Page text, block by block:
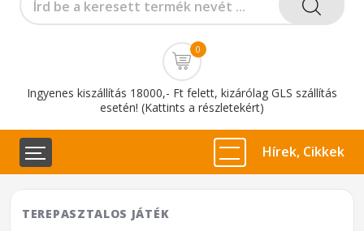
0
Ingyenes kiszállítás 18000,- Ft felett, kizárólag GLS szállítás
esetén! (Kattints a részletekért)
Hírek, Cikkek
TEREPASZTALOS JÁTÉK